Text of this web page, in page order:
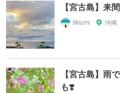
【宮古島】来
tikiumi 沖縄
【宮古島】雨
も❣️